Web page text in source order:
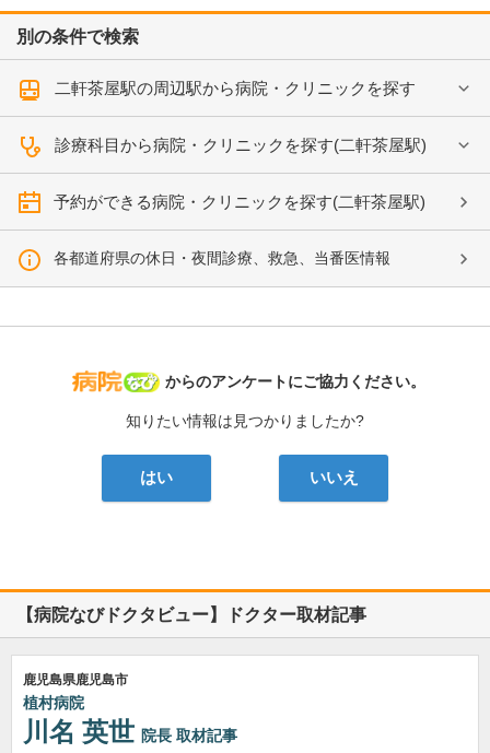
別の条件で検索
二軒茶屋駅の周辺駅から病院・クリニックを探す
診療科目から病院・クリニックを探す(二軒茶屋駅)
予約ができる病院・クリニックを探す(二軒茶屋駅)
各都道府県の休日・夜間診療、救急、当番医情報
病院なび
からのアンケートにご協力ください。
知りたい情報は見つかりましたか?
はい いいえ
【病院なびドクタビュー】ドクター取材記事
鹿児島県鹿児島市
植村病院
川名 英世 院長 取材記事